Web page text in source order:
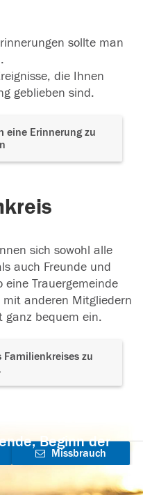
sollte man
die Ihnen
geblieben sind.
eine Erinnerung zu
sich sowohl alle
auch Freunde und
Trauergemeinde
anderen Mitgliedern
ganz bequem ein.
Familienkreises zu
Beginn der
Missbrauch